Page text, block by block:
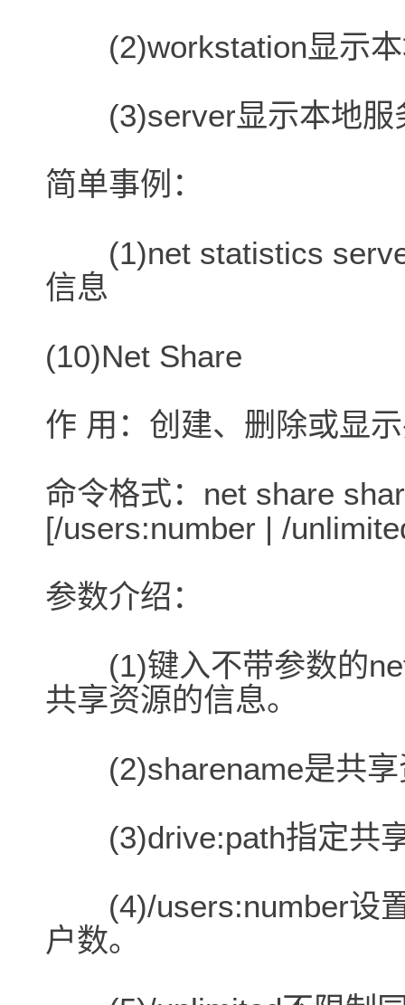
(2)workstation显示本
(3)server显示本地服
简单事例：
(1)net statistics
信息
(10)Net Share
作 用：创建、删除或显
命令格式：net share
[/users:number | /
参数介绍：
(1)键入不带参数的net
共享资源的信息。
(2)sharename是共享
(3)drive:path指定共享
(4)/users:number设置
户数。